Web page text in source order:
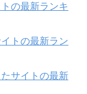
の最新ランキ
トの最新ラン
サイトの最新